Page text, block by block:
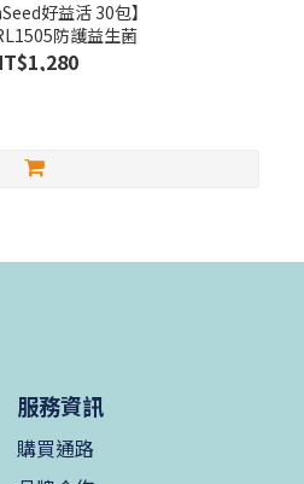
好益活 30包】
防護益生菌
服務資訊
購買通路